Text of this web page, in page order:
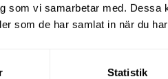
som vi samarbetar med. Dessa
som de har samlat in när du
Statistik